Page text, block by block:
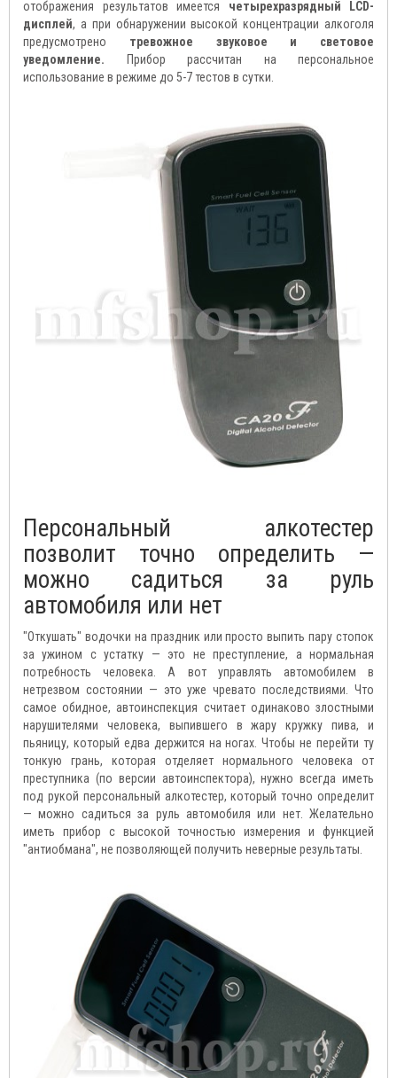
отображения результатов имеется четырехразрядный LCD-
дисплей, а при обнаружении высокой концентрации алкоголя
предусмотрено тревожное звуковое и световое
уведомление. Прибор рассчитан на персональное
использование в режиме до 5-7 тестов в сутки.
Персональный алкотестер
позволит точно определить —
можно садиться за руль
автомобиля или нет
"Откушать" водочки на праздник или просто выпить пару стопок
за ужином с устатку — это не преступление, а нормальная
потребность человека. А вот управлять автомобилем в
нетрезвом состоянии — это уже чревато последствиями. Что
самое обидное, автоинспекция считает одинаково злостными
нарушителями человека, выпившего в жару кружку пива, и
пьяницу, который едва держится на ногах. Чтобы не перейти ту
тонкую грань, которая отделяет нормального человека от
преступника (по версии автоинспектора), нужно всегда иметь
под рукой персональный алкотестер, который точно определит
— можно садиться за руль автомобиля или нет. Желательно
иметь прибор с высокой точностью измерения и функцией
"антиобмана", не позволяющей получить неверные результаты.